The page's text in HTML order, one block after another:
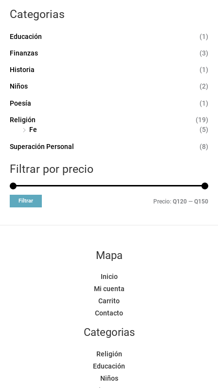
Categorias
Educación (1)
Finanzas (3)
Historia (1)
Niños (2)
Poesía (1)
Religión
(19)
Fe
(5)
Superación Personal (8)
Filtrar por precio
Filtrar Precio: Q120 — Q150
Mapa
Inicio
Mi cuenta
Carrito
Contacto
Categorias
Religión
Educación
Niños